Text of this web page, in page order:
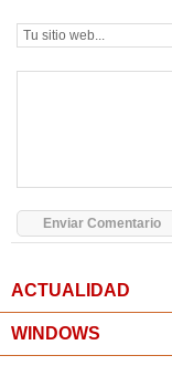
ACTUALIDAD
WINDOWS